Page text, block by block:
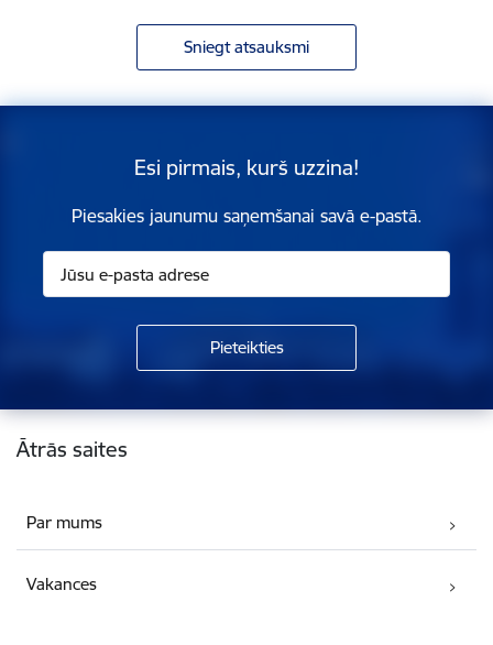
Sniegt atsauksmi
Esi pirmais, kurš uzzina!
Piesakies jaunumu saņemšanai savā e-pastā.
Kājene
Ātrās saites
Par mums
Vakances